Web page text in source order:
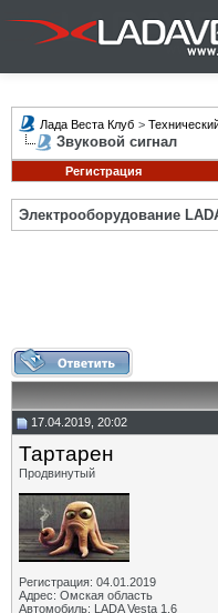
Лада Веста Клуб >
Звуковой сигнал
Регистрация
Электрооборудование
17.04.2019, 20:02
Тартарен
Продвинутый
Регистрация: 04.01.2019
Адрес: Омская область
Автомобиль: LADA Vesta 1,6